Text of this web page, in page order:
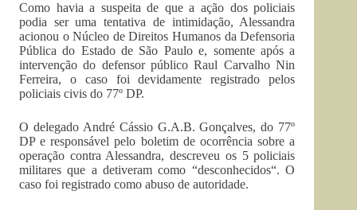
Como havia a suspeita de que a ação dos policiais
podia ser uma tentativa de intimidação, Alessandra
acionou o Núcleo de Direitos Humanos da Defensoria
Pública do Estado de São Paulo e, somente após a
intervenção do defensor público Raul Carvalho Nin
Ferreira, o caso foi devidamente registrado pelos
policiais civis do 77º DP.
O delegado André Cássio G.A.B. Gonçalves, do 77º
DP e responsável pelo boletim de ocorrência sobre a
operação contra Alessandra, descreveu os 5 policiais
militares que a detiveram como “desconhecidos“. O
caso foi registrado como abuso de autoridade.